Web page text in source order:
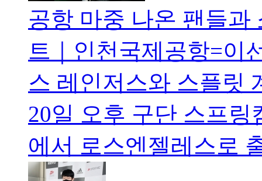
공항 마중 나온 팬들
트｜인천국제공항=이
스 레인저스와 스플릿
20일 오후 구단 스프
에서 로스엔젤레스로